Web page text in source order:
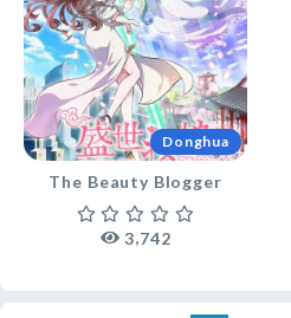
Donghua
The Beauty Blogger
3,742